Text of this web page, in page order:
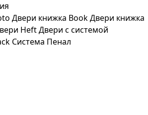
Двери книжка BookДвери книжка
HeftДвери с системой
Система Пенал